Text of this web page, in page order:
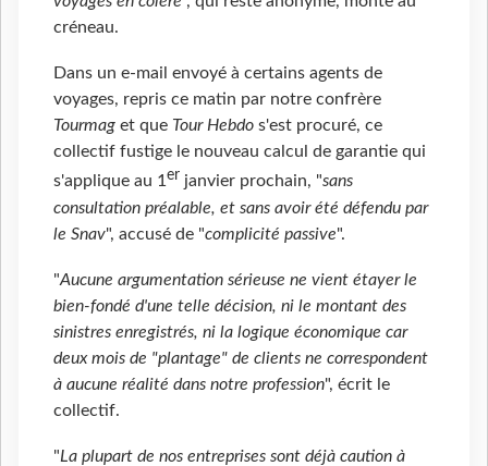
créneau.
Dans un e-mail envoyé à certains agents de
voyages, repris ce matin par notre confrère
Tourmag et que Tour Hebdo s'est procuré, ce
collectif fustige le nouveau calcul de garantie qui
s'applique au 1er janvier prochain, "sans
consultation préalable, et sans avoir été défendu par
le Snav", accusé de "complicité passive".
"Aucune argumentation sérieuse ne vient étayer le
bien-fondé d'une telle décision, ni le montant des
sinistres enregistrés, ni la logique économique car
deux mois de "plantage" de clients ne correspondent
à aucune réalité dans notre profession", écrit le
collectif.
"La plupart de nos entreprises sont déjà caution à